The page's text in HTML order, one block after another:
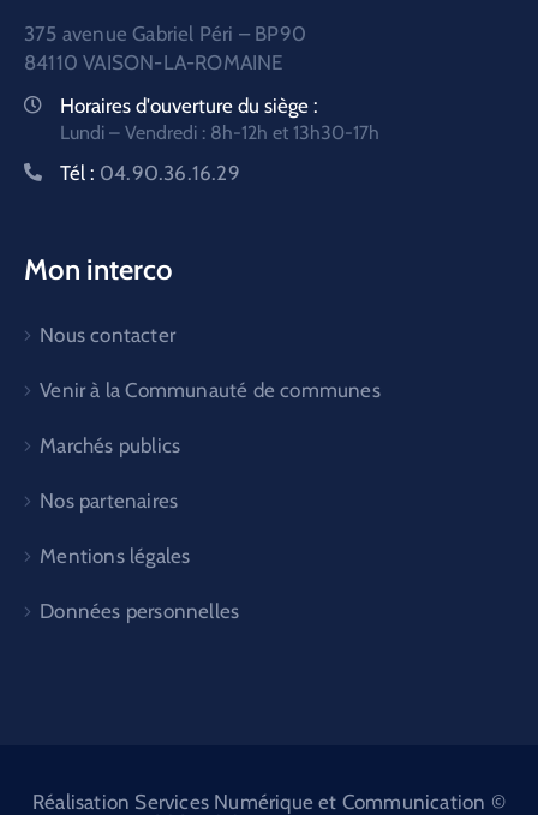
375 avenue Gabriel Péri – BP90
84110 VAISON-LA-ROMAINE
Horaires d'ouverture du siège :
Lundi – Vendredi : 8h-12h et 13h30-17h
Tél : 04.90.36.16.29
Mon interco
Nous contacter
Venir à la Communauté de communes
Marchés publics
Nos partenaires
Mentions légales
Données personnelles
Réalisation Services Numérique et Communication ©